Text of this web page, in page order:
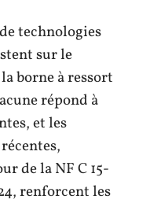
technologies
sur le
borne à ressort
répond à
et les
de la NF C 15-
renforcent les